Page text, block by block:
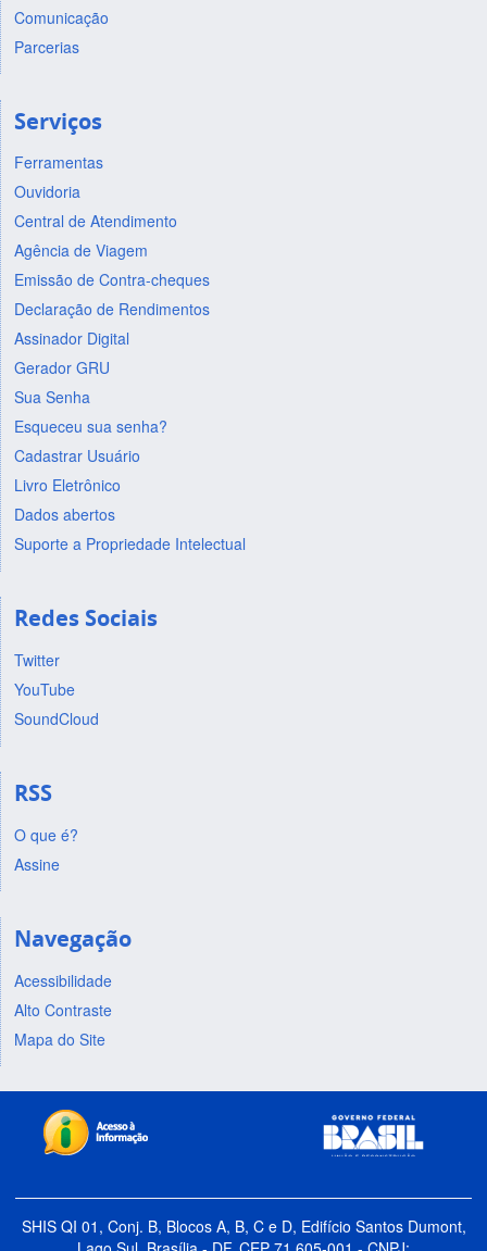
Comunicação
Parcerias
Serviços
Ferramentas
Ouvidoria
Central de Atendimento
Agência de Viagem
Emissão de Contra-cheques
Declaração de Rendimentos
Assinador Digital
Gerador GRU
Sua Senha
Esqueceu sua senha?
Cadastrar Usuário
Livro Eletrônico
Dados abertos
Suporte a Propriedade Intelectual
Redes Sociais
Twitter
YouTube
SoundCloud
RSS
O que é?
Assine
Navegação
Acessibilidade
Alto Contraste
Mapa do Site
SHIS QI 01, Conj. B, Blocos A, B, C e D, Edifício Santos Dumont,